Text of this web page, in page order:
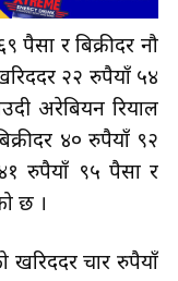
पैसा र बिक्रीदर नौ
२२ रुपैयाँ ५४
अरेबियन रियाल
४० रुपैयाँ ९२
रुपैयाँ ९५ पैसा र
छ ।
खरिददर चार रुपैयाँ